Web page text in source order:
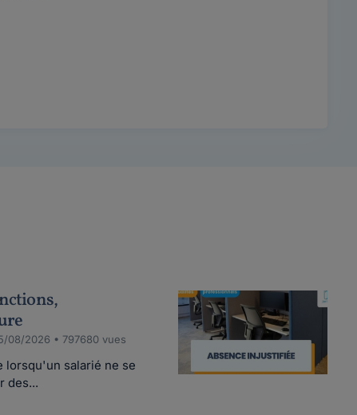
08/2026 • 797680 vues
lorsqu'un salarié ne se
des...